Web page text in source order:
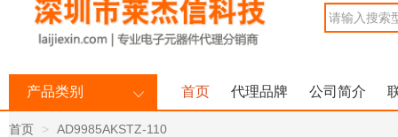
产品类别 首页 代理品牌 公司简介
首页 AD9985AKSTZ-110